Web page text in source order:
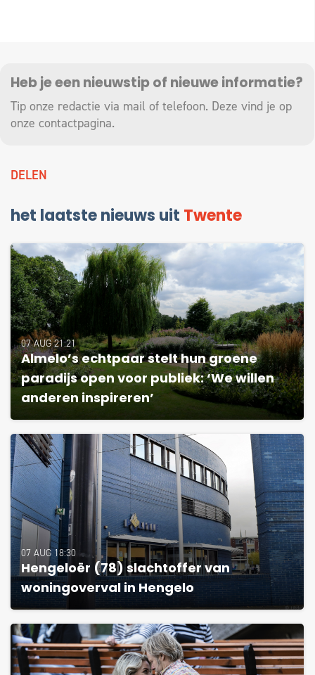
Heb je een nieuwstip of nieuwe informatie?
Tip onze redactie via mail of telefoon. Deze vind je op
onze contactpagina.
DELEN
het laatste nieuws uit Twente
07 AUG 21:21
Almelo’s echtpaar stelt hun groene
paradijs open voor publiek: ‘We willen
anderen inspireren’
07 AUG 18:30
Hengeloër (78) slachtoffer van
woningoverval in Hengelo